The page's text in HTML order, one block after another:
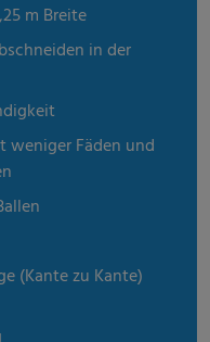
m Breite
in der
Fäden und
(Kante zu Kante)